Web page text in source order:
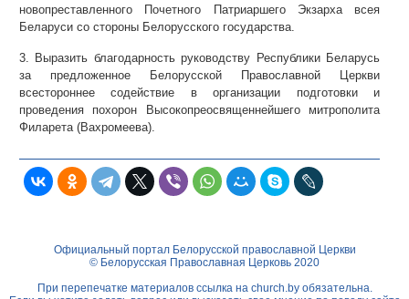
новопреставленного Почетного Патриаршего Экзарха всея
Беларуси со стороны Белорусского государства.
3. Выразить благодарность руководству Республики Беларусь
за предложенное Белорусской Православной Церкви
всестороннее содействие в организации подготовки и
проведения похорон Высокопреосвященнейшего митрополита
Филарета (Вахромеева).
Официальный портал Белорусской православной Церкви
© Белорусская Православная Церковь 2020
При перепечатке материалов ссылка на church.byобязательна.